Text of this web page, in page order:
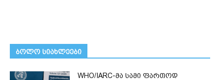
ᲑᲝᲚᲝ ᲡᲘᲐᲮᲚᲔᲔᲑᲘ
WHO/IARC-მა სამი ფართოდ